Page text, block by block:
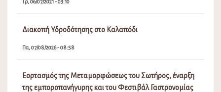
Τρ, 06/07/2021 - 03:10
Διακοπή Υδροδότησης στο Καλαπόδι
Πα, 07/08/2026 - 08:58
Εορτασμός της Μεταμορφώσεως του Σωτήρος, έναρξη
της εμποροπανήγυρης και του Φεστιβάλ Γαστρονομίας